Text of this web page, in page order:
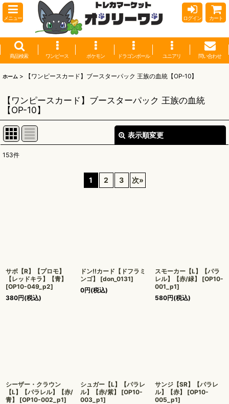
メニュー ログイン カート
商品検索 ワンピース ポケモン ドラゴンボール ユニアリ 問い合わせ
ホーム > 【ワンピースカード】ブースターパック 王族の血統【OP-10】
【ワンピースカード】ブースターパック 王族の血統
【OP-10】
表示順変更
153件
1 2 3 次»
サボ【R】【プロモ】
【レッドキラ】【青】
[OP10-049_p2]
380円(税込)
ドン!!カード【ドフラミ
ンゴ】
[don_0131]
0円(税込)
スモーカー【L】【パラ
レル】【赤/緑】
[OP10-
001_p1]
580円(税込)
シーザー・クラウン
【L】【パラレル】【赤/
青】
[OP10-002_p1]
シュガー【L】【パラレ
ル】【赤/紫】
[OP10-
003_p1]
サンジ【SR】【パラレ
ル】【赤】
[OP10-
005_p1]